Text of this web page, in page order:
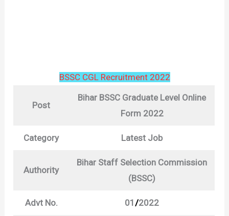
BSSC CGL Recruitment 2022
Post
Bihar BSSC Graduate Level Online
Form 2022
Category Latest Job
Authority
Bihar Staff Selection Commission
(BSSC)
Advt No. 01/2022